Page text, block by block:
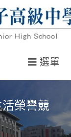
選單
榮譽競